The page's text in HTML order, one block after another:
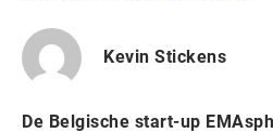
Kevin Stickens
De Belgische start-up